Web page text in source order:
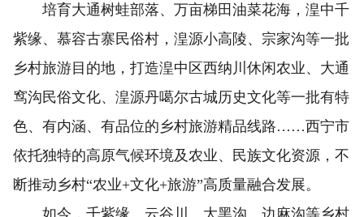
培育大通树蛙部落、万亩梯田油菜花海，湟中千
紫缘、慕容古寨民俗村，湟源小高陵、宗家沟等一批
乡村旅游目的地，打造湟中区西纳川休闲农业、大通
窎沟民俗文化、湟源丹噶尔古城历史文化等一批有特
色、有内涵、有品位的乡村旅游精品线路……西宁市
依托独特的高原气候环境及农业、民族文化资源，不
断推动乡村“农业+文化+旅游”高质量融合发展。
如今，千紫缘、云谷川、大黑沟、边麻沟等乡村